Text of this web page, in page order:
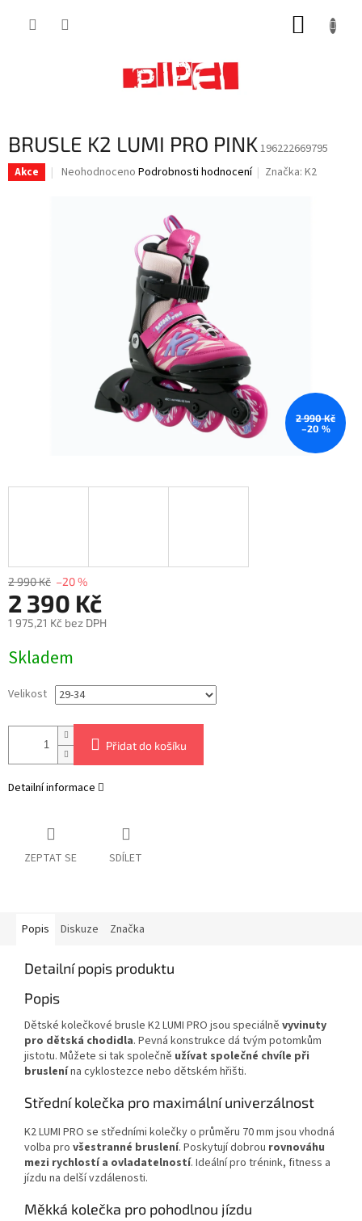
BRUSLE K2 LUMI PRO PINK196222669795
Akce
Průměrné
Neohodnoceno Podrobnosti hodnocení Značka:K2
2 990 Kč
–20 %
2 990 Kč –20 %
2 390 Kč
1 975,21 Kč bez DPH
cena:
Skladem
Velikost
Přidat do košíku
Detailní informace
ZEPTAT SE SDÍLET
Popis Diskuze Značka
Detailní popis produktu
Popis
Dětské kolečkové brusle K2 LUMI PRO jsou speciálně vyvinuty
pro dětská chodidla. Pevná konstrukce dá tvým potomkům
jistotu. Můžete si tak společně užívat společné chvíle při
bruslenína cyklostezce nebo dětském hřišti.
Střední kolečka pro maximální univerzálnost
K2 LUMI PRO se středními kolečky o průměru 70 mm jsou vhodná
volba pro všestranné bruslení. Poskytují dobrou rovnováhu
mezi rychlostí a ovladatelností. Ideální pro trénink, fitness a
jízdu na delší vzdálenosti.
Měkká kolečka pro pohodlnou jízdu